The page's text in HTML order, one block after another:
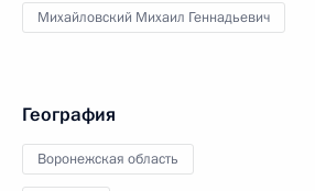
Михайловский Михаил Геннадьевич
География
Воронежская область